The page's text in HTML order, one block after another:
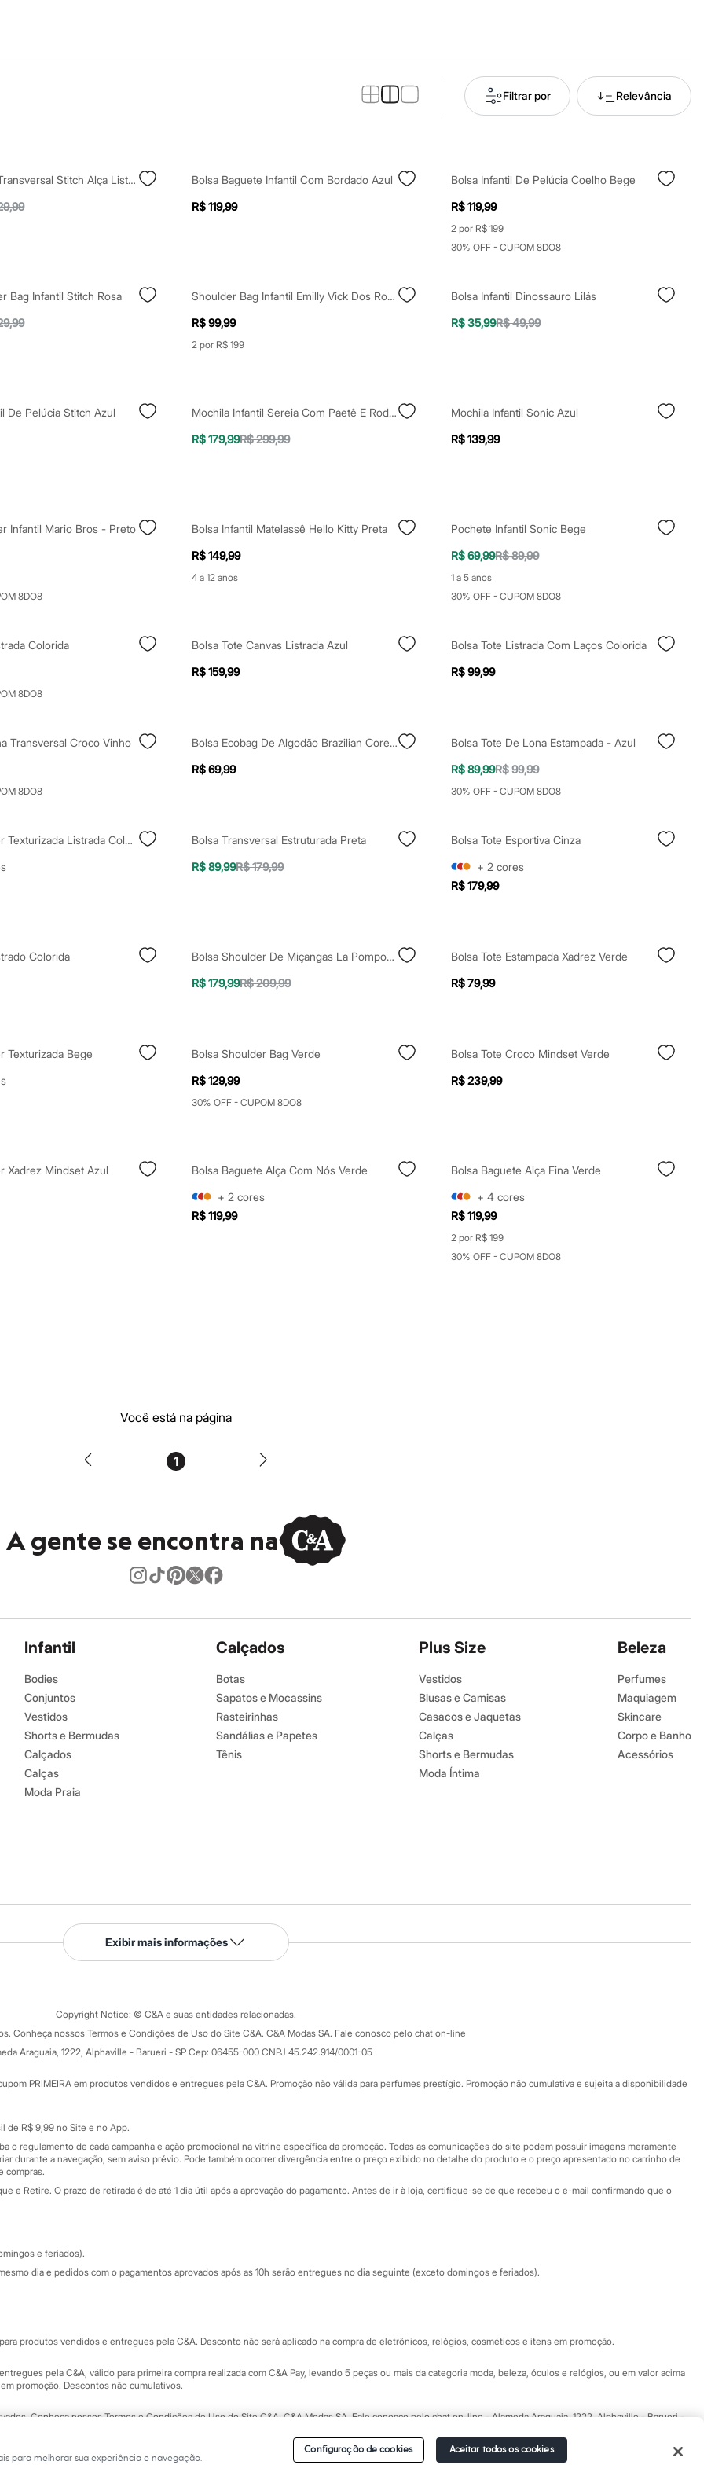
Filtrar por Relevância
Bolsa Infantil Transversal Stitch Alça Listrada Rosa
Bolsa Baguete Infantil Com Bordado Azul
R$ 119,99
Bolsa Infantil De Pelúcia Coelho Bege
R$ 119,99
2 por R$ 199
30% OFF - CUPOM 8DO8
Bag Infantil Stitch Rosa
Shoulder Bag Infantil Emilly Vick Dos Rosa Rosa
R$ 99,99
2 por R$ 199
Bolsa Infantil Dinossauro Lilás
R$ 35,99R$ 49,99
De Pelúcia Stitch Azul
Mochila Infantil Sereia Com Paetê E Rodas Rosa
R$ 179,99R$ 299,99
Mochila Infantil Sonic Azul
R$ 139,99
Infantil Mario Bros - Preto
8DO8
Bolsa Infantil Matelassê Hello Kitty Preta
R$ 149,99
4 a 12 anos
Pochete Infantil Sonic Bege
R$ 69,99R$ 89,99
1 a 5 anos
30% OFF - CUPOM 8DO8
Colorida
8DO8
Bolsa Tote Canvas Listrada Azul
R$ 159,99
Bolsa Tote Listrada Com Laços Colorida
R$ 99,99
Transversal Croco Vinho
8DO8
Bolsa Ecobag De Algodão Brazilian Core Colorida
R$ 69,99
Bolsa Tote De Lona Estampada - Azul
R$ 89,99R$ 99,99
30% OFF - CUPOM 8DO8
Bolsa Shopper Texturizada Listrada Colorido
Bolsa Transversal Estruturada Preta
R$ 89,99R$ 179,99
Bolsa Tote Esportiva Cinza
+ 2 cores
R$ 179,99
Colorida
Bolsa Shoulder De Miçangas La Pomponera Multicor
R$ 179,99R$ 209,99
Bolsa Tote Estampada Xadrez Verde
R$ 79,99
Texturizada Bege
Bolsa Shoulder Bag Verde
R$ 129,99
30% OFF - CUPOM 8DO8
Bolsa Tote Croco Mindset Verde
R$ 239,99
Xadrez Mindset Azul
Bolsa Baguete Alça Com Nós Verde
+ 2 cores
R$ 119,99
Bolsa Baguete Alça Fina Verde
+ 4 cores
R$ 119,99
2 por R$ 199
30% OFF - CUPOM 8DO8
Você está na página
1
A gente se encontra na
Infantil
Bodies
Conjuntos
Vestidos
Shorts e Bermudas
Calçados
Calças
Moda Praia
Calçados
Botas
Sapatos e Mocassins
Rasteirinhas
Sandálias e Papetes
Tênis
Plus Size
Vestidos
Blusas e Camisas
Casacos e Jaquetas
Calças
Shorts e Bermudas
Moda Íntima
Beleza
Perfumes
Maquiagem
Skincare
Corpo e Banho
Acessórios
Serviços
Tipos de serviços
Formas de pagamento
Todas as vantagens
Minha C&A
Cupons de desconto
Atendimento
Fale conosco
Central de ética
Eventos
Exibir mais informações
Copyright Notice: © C&A e suas entidades relacionadas.
Conheça nossos Termos e Condições de Uso do Site C&A. C&A Modas SA. Fale conosco pelo chat on-line
Araguaia, 1222, Alphaville - Barueri - SP Cep: 06455-000 CNPJ 45.242.914/0001-05
PRIMEIRA em produtos vendidos e entregues pela C&A. Promoção não válida para perfumes prestígio. Promoção não cumulativa e sujeita a disponibilidade
de R$ 9,99 no Site e no App.
o regulamento de cada campanha e ação promocional na vitrine específica da promoção. Todas as comunicações do site podem possuir imagens meramente
durante a navegação, sem aviso prévio. Pode também ocorrer divergência entre o preço exibido no detalhe do produto e o preço apresentado no carrinho de
compras.
e Retire. O prazo de retirada é de até 1 dia útil após a aprovação do pagamento. Antes de ir à loja, certifique-se de que recebeu o e-mail confirmando que o
e feriados).
dia e pedidos com o pagamentos aprovados após as 10h serão entregues no dia seguinte (exceto domingos e feriados).
produtos vendidos e entregues pela C&A. Desconto não será aplicado na compra de eletrônicos, relógios, cosméticos e itens em promoção.
pela C&A, válido para primeira compra realizada com C&A Pay, levando 5 peças ou mais da categoria moda, beleza, óculos e relógios, ou em valor acima
promoção. Descontos não cumulativos.
Conheça nossos Termos e Condições de Uso do Site C&A. C&A Modas SA. Fale conosco pelochat on-line- Alameda Araguaia, 1222, Alphaville - Barueri -
para melhorar sua experiência e navegação.
Configuração de cookies Aceitar todos os cookies